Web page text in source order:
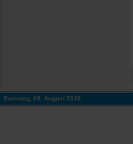
Samstag, 08. August 2026